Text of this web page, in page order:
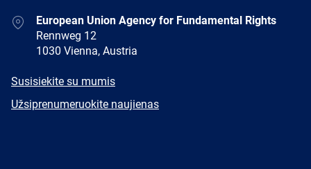
AddressEuropean Union Agency for Fundamental Rights
Rennweg 12
1030 Vienna, Austria
E-
Susisiekite su mumis
Newsletter
Užsiprenumeruokite naujienas